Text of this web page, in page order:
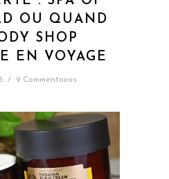
OU QUAND
SHOP
EN VOYAGE
/ 9 Commentaires